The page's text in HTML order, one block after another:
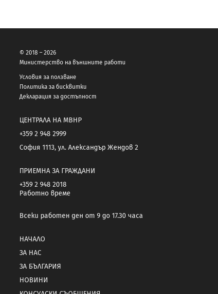
© 2018 – 2026
Министерство на външните работи
Условия за ползване
Политика за бисквитки
Декларация за достъпност
ЦЕНТРАЛА НА МВНР
+359 2 948 2999
София 1113, ул. Александър Жендов 2
ПРИЕМНА ЗА ГРАЖДАНИ
+359 2 948 2018
Работно време
Всеки работен ден от 9 до 17.30 часа
НАЧАЛО
ЗА НАС
ЗА БЪЛГАРИЯ
НОВИНИ